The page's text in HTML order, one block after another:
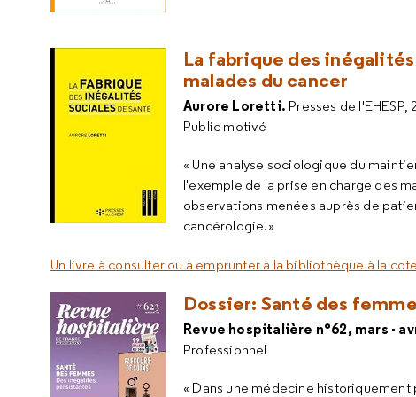
La fabrique des
malades du cancer
Aurore Loretti. Presses de l'EHESP,
Public motivé
« Une analyse sociologique du
l'exemple de la prise en charge des
observations menées auprès de
cancérologie.»
Un livre à consulter ou à emprunter à la bibliothèque à la cote
Dossier: Santé des
Revue hospitalière n°62, mars -
Professionnel
« Dans une médecine